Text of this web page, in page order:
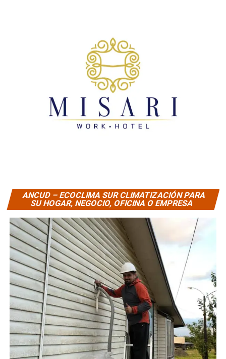
ANCUD – ECOCLIMA SUR CLIMATIZACIÓN PARA
SU HOGAR, NEGOCIO, OFICINA O EMPRESA